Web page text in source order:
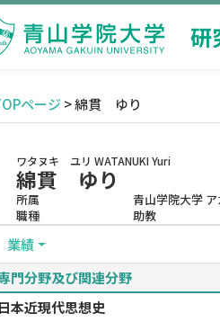
研
ページ > 綿貫 ゆり
ワタヌキ ユリ WATANUKI Yuri
綿貫 ゆり
所属
青山学院大学
職種
助教
業績
門分野及び関連分野
日本近現代思想史